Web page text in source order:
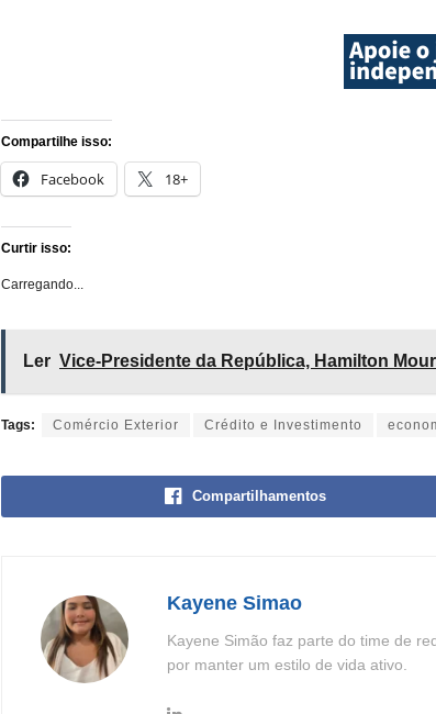
Compartilhe isso:
Facebook 18+
Curtir isso:
Carregando...
Ler Vice-Presidente da República, Hamilton
Tags: Comércio Exterior Crédito e Investimento
Compartilhamentos
Kayene Simao
Kayene Simão faz parte do time de
por manter um estilo de vida ativo.